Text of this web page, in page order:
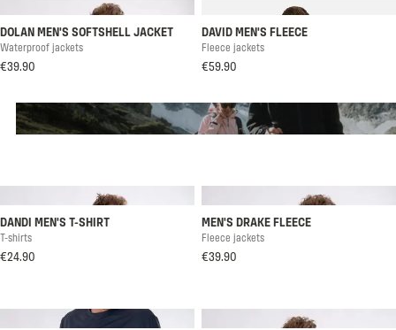
DOLAN MEN'S SOFTSHELL JACKET
Waterproof jackets
€39.90
DAVID MEN'S FLEECE
Fleece jackets
€59.90
DANDI MEN'S T-SHIRT
T-shirts
€24.90
MEN'S DRAKE FLEECE
Fleece jackets
€39.90